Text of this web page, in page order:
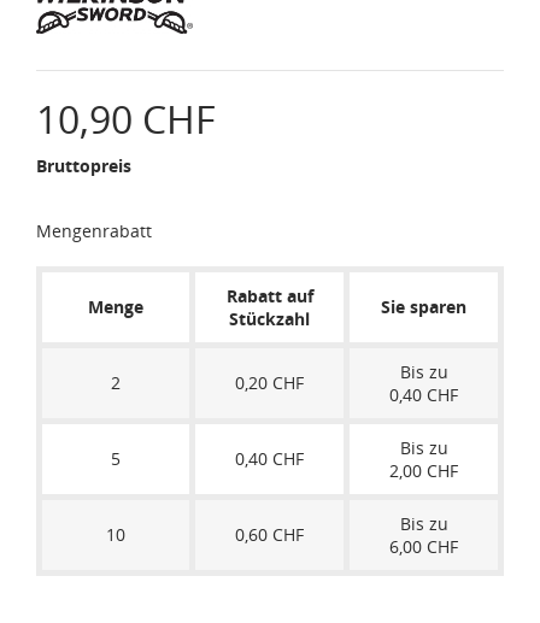
10,90 CHF
Bruttopreis
Mengenrabatt
Menge
Rabatt auf
Stückzahl
Sie sparen
2 0,20 CHF
Bis zu
0,40 CHF
5 0,40 CHF
Bis zu
2,00 CHF
10 0,60 CHF
Bis zu
6,00 CHF